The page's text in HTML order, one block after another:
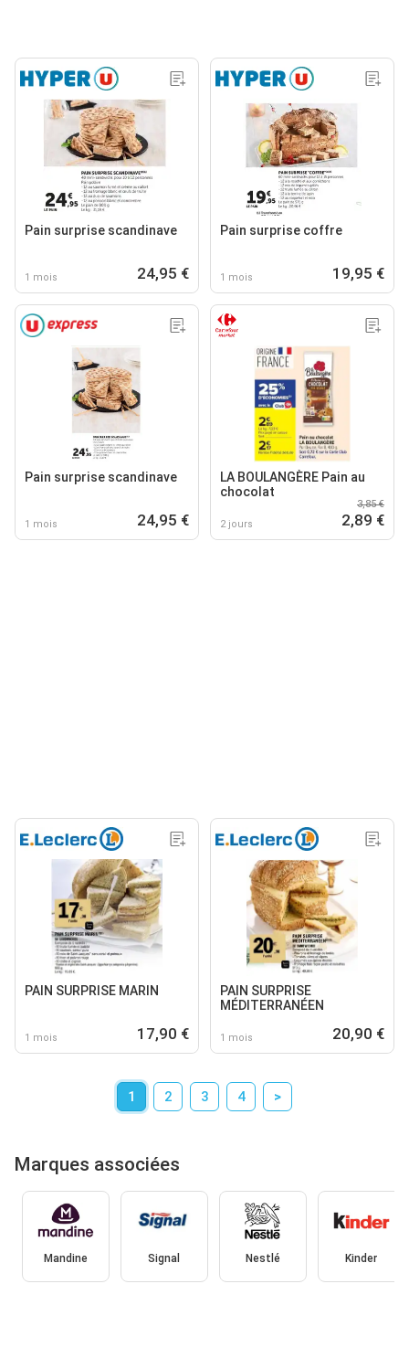
Pain surprise scandinave
1 mois 24,95 €
Pain surprise coffre
1 mois 19,95 €
Pain surprise scandinave
1 mois 24,95 €
LA BOULANGÈRE Pain au
chocolat
2 jours
3,85 €
2,89 €
PAIN SURPRISE MARIN
1 mois 17,90 €
PAIN SURPRISE
MÉDITERRANÉEN
1 mois 20,90 €
1 2 3 4 >
Marques associées
Mandine Signal Nestlé Kinder